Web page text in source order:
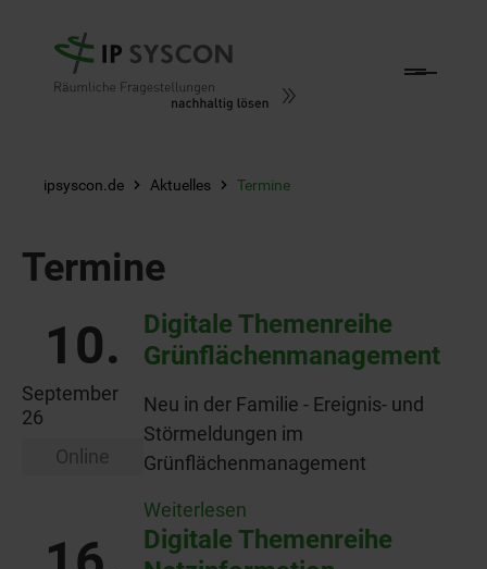
ipsyscon.de Aktuelles Termine
Termine
10.
September
26
Online
Digitale Themenreihe
Grünflächenmanagement
Neu in der Familie - Ereignis- und
Störmeldungen im
Grünflächenmanagement
Weiterlesen
Digitale Themenreihe